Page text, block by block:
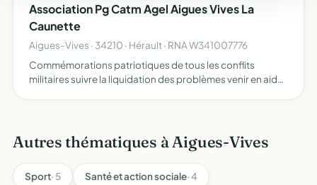
Association Pg Catm Agel Aigues Vives La
Caunette
Aigues-Vives · 34210 · Hérault · RNA W341007776
Commémorations patriotiques de tous les conflits
militaires suivre la liquidation des problèmes venir en aide
Autres thématiques à Aigues-Vives
Sport· 5 Santé et action sociale· 4